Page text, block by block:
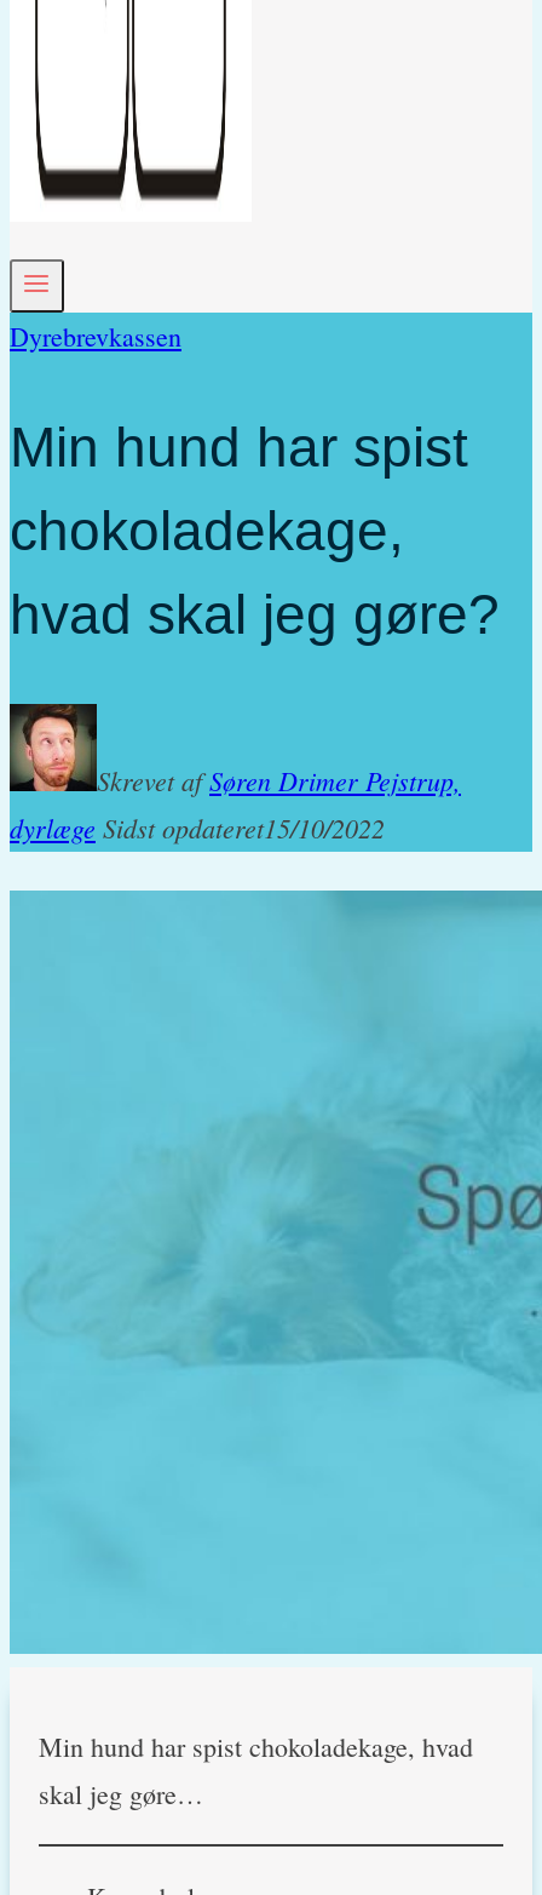
Dyrebrevkassen
Min hund har spist
chokoladekage,
hvad skal jeg gøre?
Skrevet afSøren Drimer Pejstrup,
dyrlæge Sidst opdateret15/10/2022
Min hund har spist chokoladekage, hvad
skal jeg gøre…